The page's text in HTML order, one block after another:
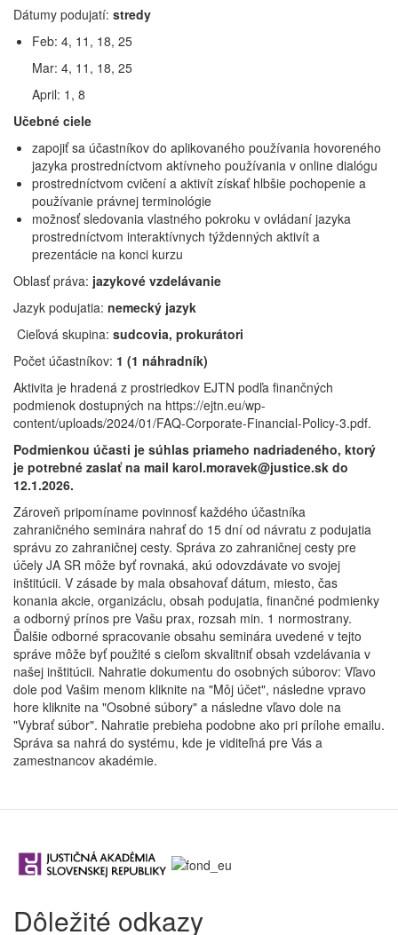
Dátumy podujatí: stredy
Feb: 4, 11, 18, 25
Mar: 4, 11, 18, 25
April: 1, 8
Učebné ciele
zapojiť sa účastníkov do aplikovaného používania hovoreného
jazyka prostredníctvom aktívneho používania v online dialógu
prostredníctvom cvičení a aktivít získať hlbšie pochopenie a
používanie právnej terminológie
možnosť sledovania vlastného pokroku v ovládaní jazyka
prostredníctvom interaktívnych týždenných aktivít a
prezentácie na konci kurzu
Oblasť práva: jazykové vzdelávanie
Jazyk podujatia: nemecký jazyk
Cieľová skupina: sudcovia, prokurátori
Počet účastníkov: 1 (1 náhradník)
Aktivita je hradená z prostriedkov EJTN podľa finančných
podmienok dostupných na https://ejtn.eu/wp-
content/uploads/2024/01/FAQ-Corporate-Financial-Policy-3.pdf.
Podmienkou účasti je súhlas priameho nadriadeného, ktorý
je potrebné zaslať na mail karol.moravek@justice.sk do
12.1.2026.
Zároveň pripomíname povinnosť každého účastníka
zahraničného seminára nahrať do 15 dní od návratu z podujatia
správu zo zahraničnej cesty. Správa zo zahraničnej cesty pre
účely JA SR môže byť rovnaká, akú odovzdávate vo svojej
inštitúcii. V zásade by mala obsahovať dátum, miesto, čas
konania akcie, organizáciu, obsah podujatia, finančné podmienky
a odborný prínos pre Vašu prax, rozsah min. 1 normostrany.
Ďalšie odborné spracovanie obsahu seminára uvedené v tejto
správe môže byť použité s cieľom skvalitniť obsah vzdelávania v
našej inštitúcii. Nahratie dokumentu do osobných súborov: Vľavo
dole pod Vašim menom kliknite na "Môj účet", následne vpravo
hore kliknite na "Osobné súbory" a následne vľavo dole na
"Vybrať súbor". Nahratie prebieha podobne ako pri prílohe emailu.
Správa sa nahrá do systému, kde je viditeľná pre Vás a
zamestnancov akadémie.
Dôležité odkazy